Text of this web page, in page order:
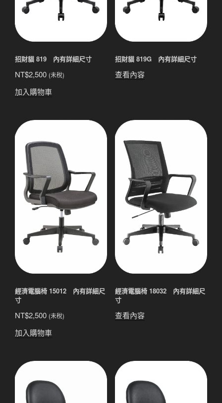
招財貓 819 內有詳細尺寸
NT$2,500 (未稅)
加入購物車
招財貓 819G 內有詳細尺寸
查看內容
經濟電腦椅 15012 內有詳細尺
寸
NT$2,500 (未稅)
加入購物車
經濟電腦椅 18032 內有詳細尺
寸
查看內容